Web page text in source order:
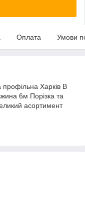
Оплата Умови
профільна Харків В
6м Порізка та
асортимент